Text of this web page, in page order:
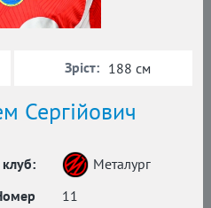
Сергійович
Металург
11
Зріст: 188 см